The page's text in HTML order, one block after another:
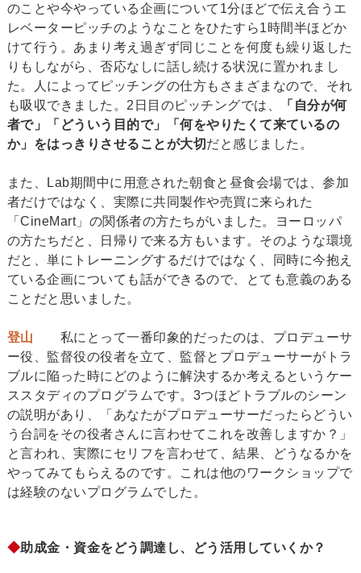
のことや今やっている企画について1分ほどで伝え合うエ
レベーターピッチのようなことをひたすら1時間半ほどか
けて行う。あまり考え過ぎず同じことを何度も繰り返した
りもしながら、否応なしに話し続ける状況に置かれまし
た。人によってピッチングの仕方もさまざまなので、それ
も吸収できました。2日目のピッチングでは、
「自分が何
者で」「どういう目的で」「何をやりたくて来ているの
か」をはっきりさせることが大切 だと感じました。
また、Lab期間中に用意された朝食と昼食会場では、参加
者だけではなく、実際に共同製作や売買に来られた
「CineMart」の関係者の方たちがいました。ヨーロッパ
の方たちだと、日帰りで来る方もいます。そのような環境
だと、単にトレーニングするだけではなく、同時に今抱え
ている企画についても話ができるので、とても意義のある
ことだと思いました。
登山
私にとって一番印象的だったのは、プロデューサ
ー役、監督役の役者を立て、監督とプロデューサーがトラ
ブルに陥った時にどのように解決するか考えるというケー
ススタディのプログラムです。3つほどトラブルのシーン
の説明があり、「あなたがプロデューサーだったらどうい
う台詞をその役者さんに言わせてこれを改善しますか？」
と言われ、実際にセリフを言わせて、結果、どうなるかを
やってみてもらえるのです。これは他のワークショップで
は経験のないプログラムでした。
◆助成金・資金をどう調達し、どう活用していくか？